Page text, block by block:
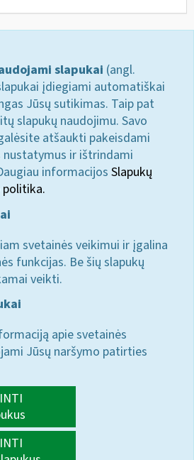
slapukai (angl.
įdiegiami automatiškai
Jūsų sutikimas. Taip pat
slapukų naudojimu. Savo
atšaukti pakeisdami
ir ištrindami
informacijos Slapukų
svetainės veikimui ir įgalina
funkcijas. Be šių slapukų
veikti.
apie svetainės
Jūsų naršymo patirties